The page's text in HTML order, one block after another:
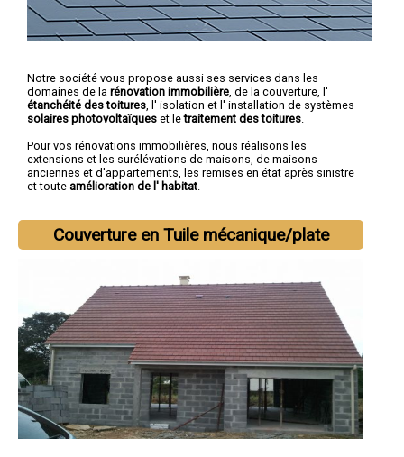
Notre société vous propose aussi ses services dans les
domaines de la rénovation immobilière, de la couverture, l'
étanchéité des toitures, l' isolation et l' installation de systèmes
solaires photovoltaïques et letraitement des toitures.
Pour vos rénovations immobilières, nous réalisons les
extensions et les surélévations de maisons, de maisons
anciennes et d'appartements, les remises en état après sinistre
et toute amélioration de l' habitat.
Couverture en Tuile mécanique/plate